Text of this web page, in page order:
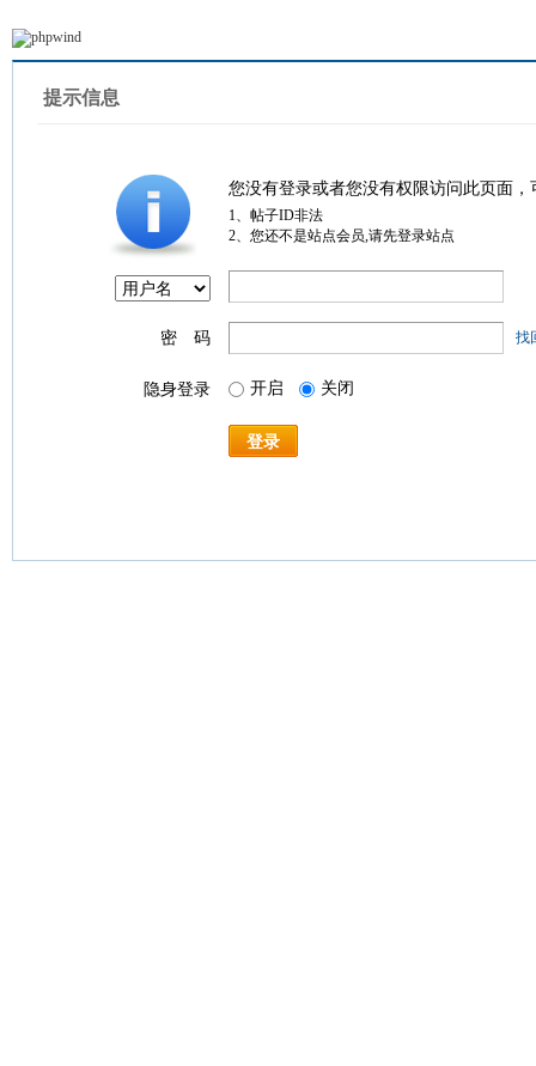
提示信息
您没有登录或者您没有权限访问此页面
1、帖子ID非法
2、您还不是站点会员,请先登录站点
密 码 找
隐身登录 开启 关闭
登录